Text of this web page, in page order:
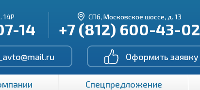
14Р
14
СПб, Московское шоссе, д. 13
+7 (812) 600-43-02
Оформить заявку
Спецпредложение